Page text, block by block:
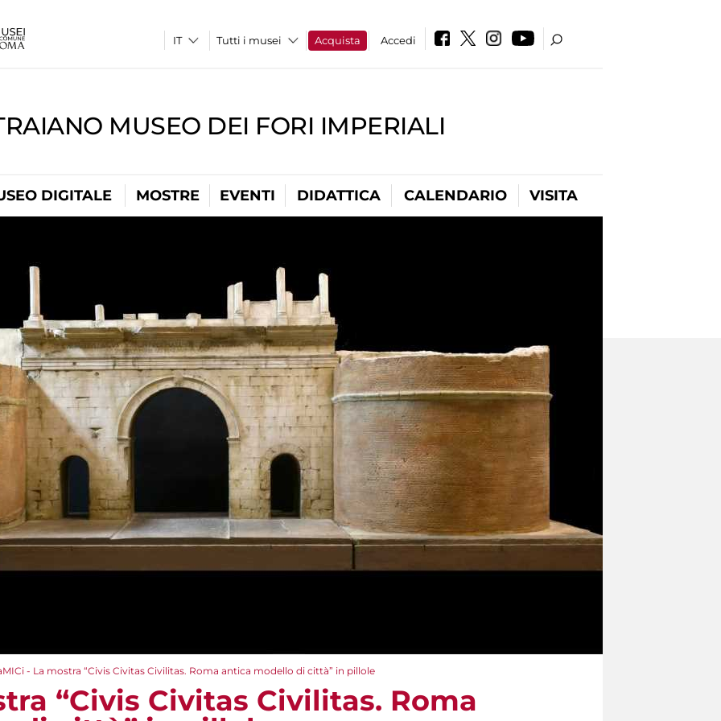
Tutti i musei Acquista Accedi
MUSEO DEI FORI IMPERIALI
DIGITALE MOSTRE EVENTI DIDATTICA CALENDARIO VISITA
- La mostra “Civis Civitas Civilitas. Roma antica modello di città” in pillole
“Civis Civitas Civilitas. Roma